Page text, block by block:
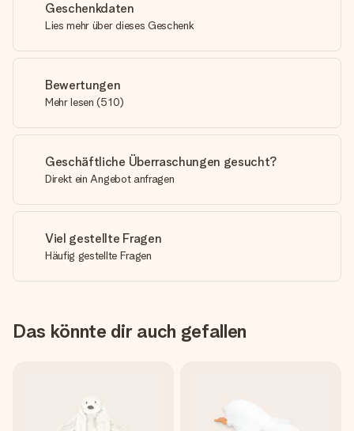
Geschenkdaten
Lies mehr über dieses Geschenk
Bewertungen
Mehr lesen (510)
Geschäftliche Überraschungen gesucht?
Direkt ein Angebot anfragen
Viel gestellte Fragen
Häufig gestellte Fragen
Das könnte dir auch gefallen